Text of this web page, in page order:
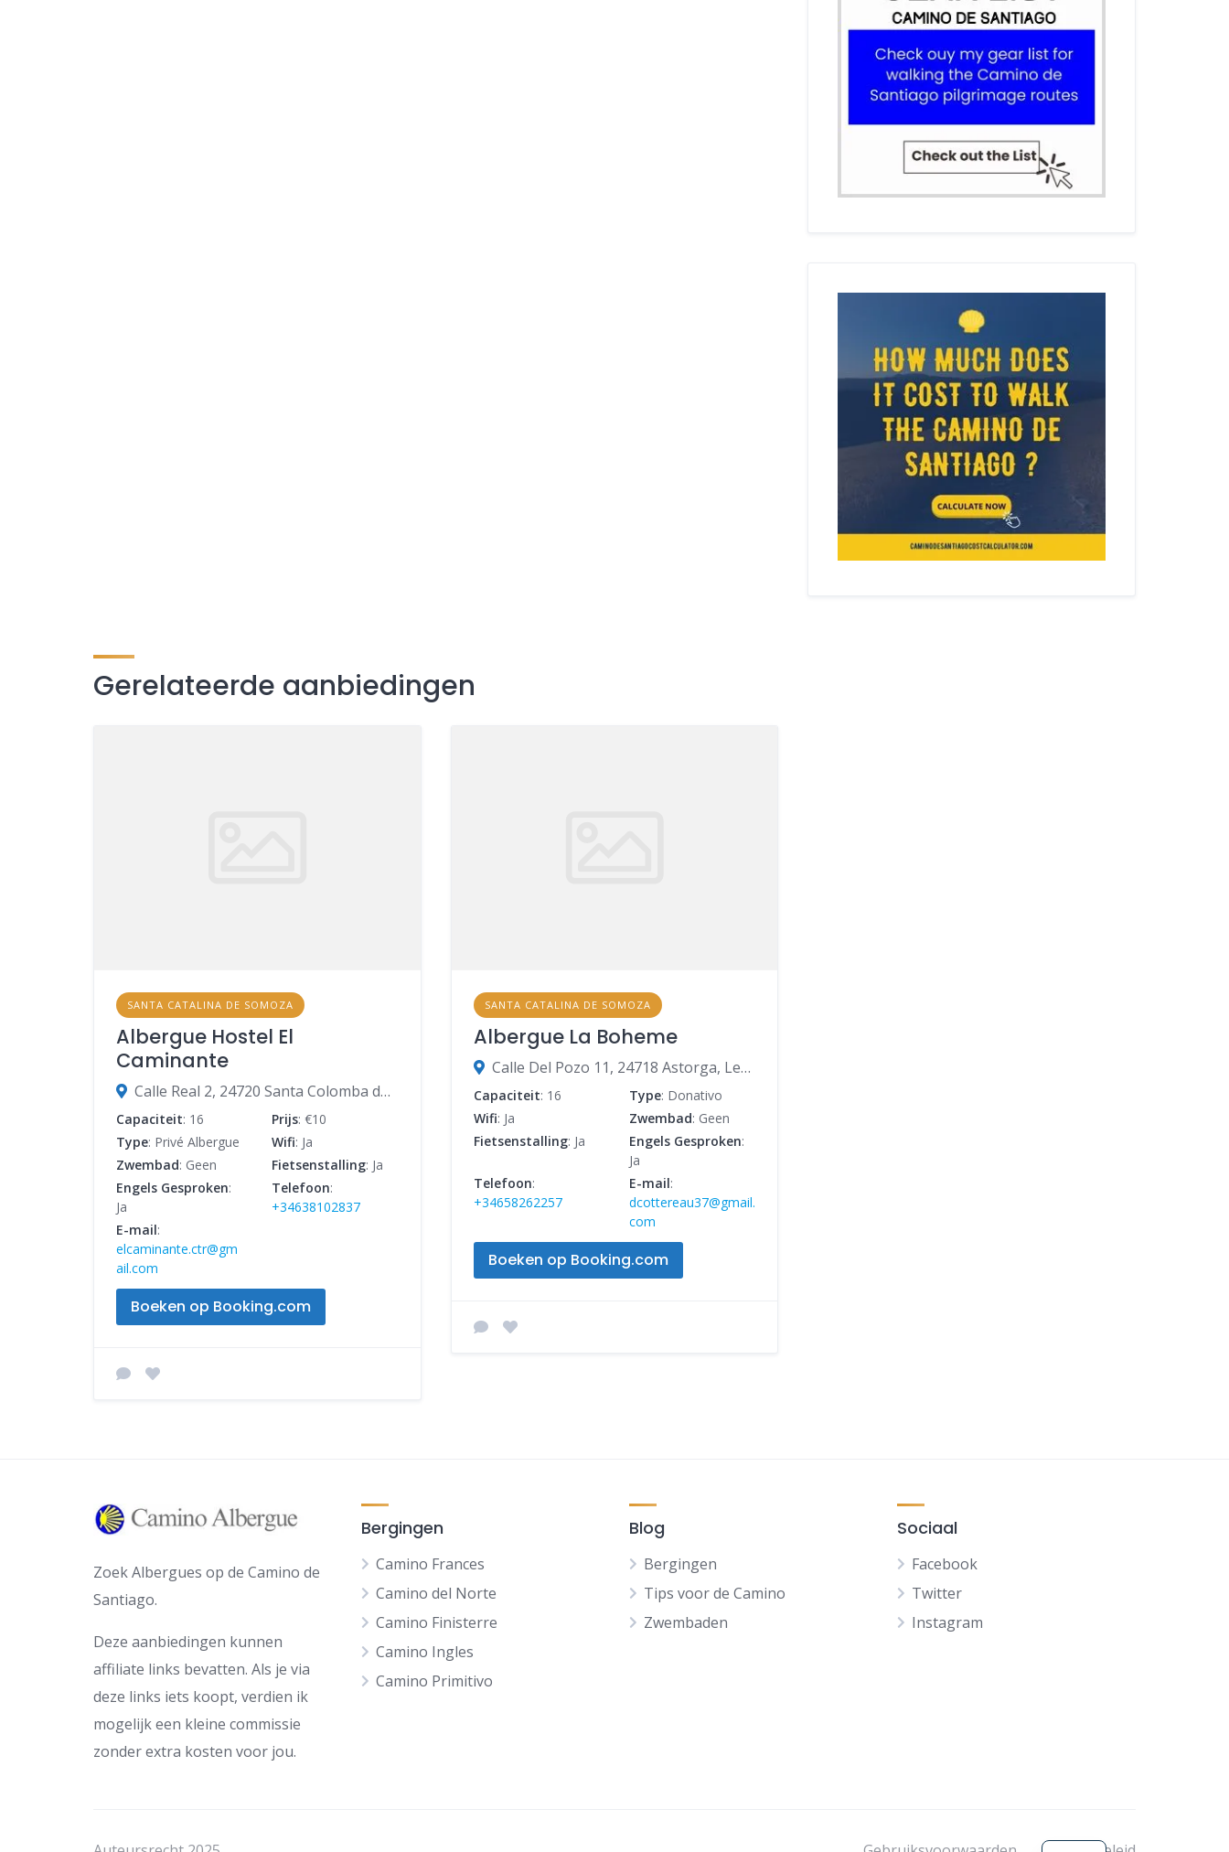
Gerelateerde aanbiedingen
SANTA CATALINA DE SOMOZA
Albergue Hostel El
Caminante
Calle Real 2, 24720 Santa Colomba de Somoza, León, Spanje
Capaciteit: 16 Prijs: €10
Type: Privé Albergue Wifi: Ja
Zwembad: Geen Fietsenstalling: Ja
Engels Gesproken:
Ja
Telefoon:
+34638102837
E-mail:
elcaminante.ctr@gm
ail.com
Boeken op Booking.com
SANTA CATALINA DE SOMOZA
Albergue La Boheme
Calle Del Pozo 11, 24718 Astorga, León, Spanje
Capaciteit: 16 Type: Donativo
Wifi: Ja Zwembad: Geen
Fietsenstalling: Ja Engels Gesproken:
Ja
Telefoon:
+34658262257
E-mail:
dcottereau37@gmail.
com
Boeken op Booking.com
Zoek Albergues op de Camino de
Santiago.
Deze aanbiedingen kunnen
affiliate links bevatten. Als je via
deze links iets koopt, verdien ik
mogelijk een kleine commissie
zonder extra kosten voor jou.
Bergingen
Camino Frances
Camino del Norte
Camino Finisterre
Camino Ingles
Camino Primitivo
Blog
Bergingen
Tips voor de Camino
Zwembaden
Sociaal
Facebook
Twitter
Instagram